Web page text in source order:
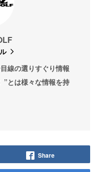
線の選りすぐり情報
”とは様々な情報を持
Share